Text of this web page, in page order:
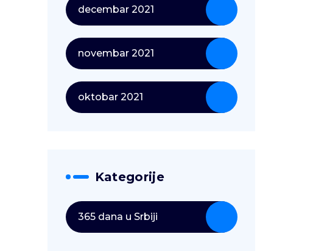
decembar 2021
novembar 2021
oktobar 2021
Kategorije
365 dana u Srbiji